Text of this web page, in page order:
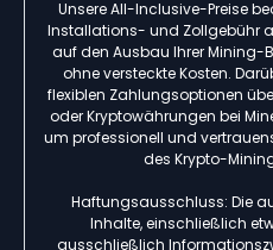
Unsere All-Inclusive-Preise
Installations- und Zollgebühr
auf den Ausbau Ihrer Mining-
ohne versteckte Kosten.
flexiblen Zahlungsoptionen
oder Kryptowährungen bei
um professionell und
des Krypto-
Haftungsausschluss: Die
Inhalte, einschließlich
ausschließlich